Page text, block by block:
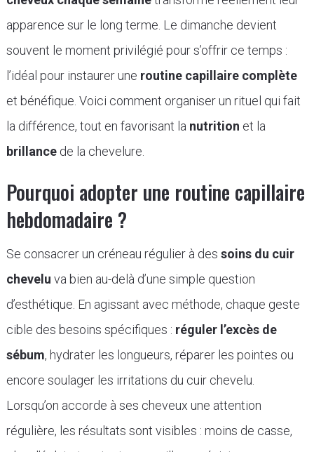
apparence sur le long terme. Le dimanche devient
souvent le moment privilégié pour s’offrir ce temps :
l’idéal pour instaurer une routine capillaire complète
et bénéfique. Voici comment organiser un rituel qui fait
la différence, tout en favorisant la nutrition et la
brillancede la chevelure.
Pourquoi adopter une routine capillaire
hebdomadaire ?
Se consacrer un créneau régulier à des soins du cuir
chevelu va bien au-delà d’une simple question
d’esthétique. En agissant avec méthode, chaque geste
cible des besoins spécifiques : réguler l’excès de
sébum, hydrater les longueurs, réparer les pointes ou
encore soulager les irritations du cuir chevelu.
Lorsqu’on accorde à ses cheveux une attention
régulière, les résultats sont visibles : moins de casse,